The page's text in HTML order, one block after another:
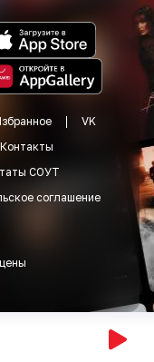
VK
Контакты
СОУТ
соглашение